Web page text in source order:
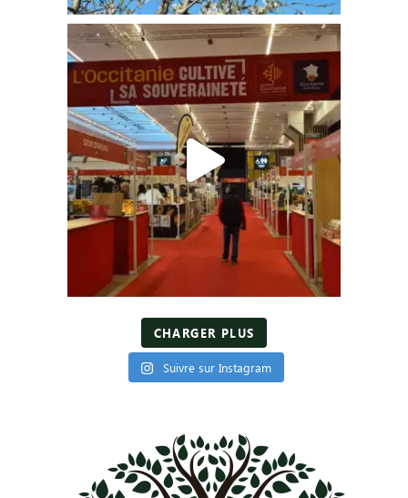
CHARGER PLUS
Suivre sur Instagram